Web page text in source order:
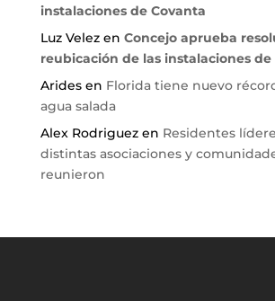
instalaciones de Covanta
Luz Velezen Concejo aprueba
reubicación de las instalaciones de
Aridesen Florida tiene nuevo
agua salada
Alex Rodriguezen Residentes
distintas asociaciones y
reunieron